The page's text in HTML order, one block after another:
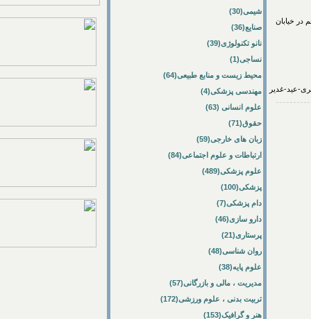
خیابان
شیمی(30)
صنایع(36)
نانو تکنولوژی(39)
نساجی(1)
محیط زیست و منابع طبیعی(64)
مهندسی پزشکی(4)
علوم انسانی (63)
حقوق(71)
زبان های خارجی(59)
ارتباطات و علوم اجتماعی(84)
علوم پزشکی(489)
پزشکی(100)
دام پزشکی(7)
دارو سازی(46)
پرستاری(21)
روان شناسی(48)
علوم پایه(38)
مدیریت ، مالی و بازرگانی(57)
تربیت بدنی ، علوم ورزشی(172)
هنر و گرافیک(153)